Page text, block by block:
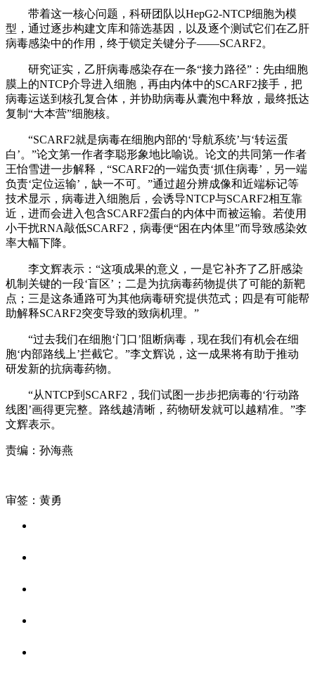
带着这一核心问题，科研团队以HepG2-NTCP细胞为模
型，通过逐步构建文库和筛选基因，以及逐个测试它们在乙肝
病毒感染中的作用，终于锁定关键分子——SCARF2。
研究证实，乙肝病毒感染存在一条“接力路径”：先由细胞
膜上的NTCP介导进入细胞，再由内体中的SCARF2接手，把
病毒运送到核孔复合体，并协助病毒从囊泡中释放，最终抵达
复制“大本营”细胞核。
“SCARF2就是病毒在细胞内部的‘导航系统’与‘转运蛋
白’。”论文第一作者李聪形象地比喻说。论文的共同第一作者
王怡雪进一步解释，“SCARF2的一端负责‘抓住病毒’，另一端
负责‘定位运输’，缺一不可。”通过超分辨成像和近端标记等
技术显示，病毒进入细胞后，会诱导NTCP与SCARF2相互靠
近，进而会进入包含SCARF2蛋白的内体中而被运输。若使用
小干扰RNA敲低SCARF2，病毒便“困在内体里”而导致感染效
率大幅下降。
李文辉表示：“这项成果的意义，一是它补齐了乙肝感染
机制关键的一段‘盲区’；二是为抗病毒药物提供了可能的新靶
点；三是这条通路可为其他病毒研究提供范式；四是有可能帮
助解释SCARF2突变导致的致病机理。”
“过去我们在细胞‘门口’阻断病毒，现在我们有机会在细
胞‘内部路线上’拦截它。”李文辉说，这一成果将有助于推动
研发新的抗病毒药物。
“从NTCP到SCARF2，我们试图一步步把病毒的‘行动路
线图’画得更完整。路线越清晰，药物研发就可以越精准。”李
文辉表示。
责编：孙海燕
审签：黄勇